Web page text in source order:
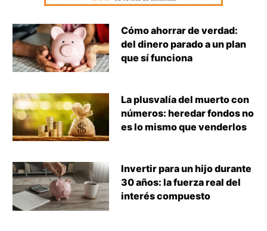
Cómo ahorrar de verdad:
del dinero parado a un plan
que sí funciona
La plusvalía del muerto con
números: heredar fondos no
es lo mismo que venderlos
Invertir para un hijo durante
30 años: la fuerza real del
interés compuesto